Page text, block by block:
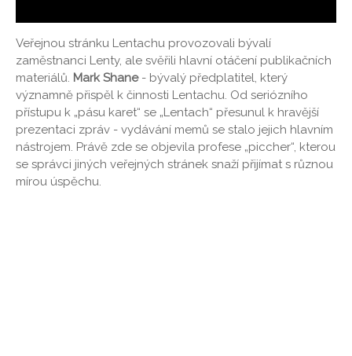
Veřejnou stránku Lentachu provozovali bývalí
zaměstnanci Lenty, ale svěřili hlavní otáčení publikačních
materiálů. Mark Shane- bývalý předplatitel, který
významně přispěl k činnosti Lentachu. Od seriózního
přístupu k „pásu karet“ se „Lentach“ přesunul k hravější
prezentaci zpráv - vydávání memů se stalo jejich hlavním
nástrojem. Právě zde se objevila profese „piccher“, kterou
se správci jiných veřejných stránek snaží přijímat s různou
mírou úspěchu.